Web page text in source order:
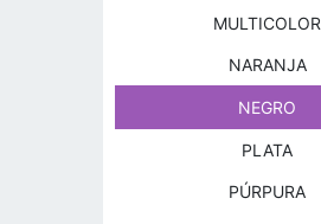
MULTICOLOR
NARANJA
NEGRO
PLATA
PÚRPURA